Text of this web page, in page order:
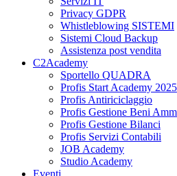
Privacy GDPR
Whistleblowing SISTEMI
Sistemi Cloud Backup
Assistenza post vendita
C2Academy
Sportello QUADRA
Profis Start Academy 2025
Profis Antiriciclaggio
Profis Gestione Beni
Profis Gestione Bilanci
Profis Servizi Contabili
JOB Academy
Studio Academy
Eventi